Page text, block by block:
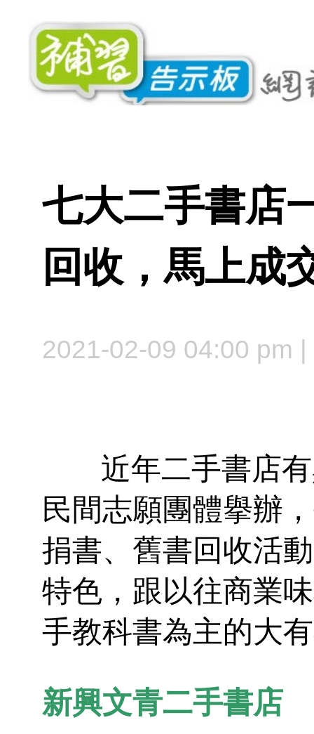
七大二手書店
回收，馬上成
2021-02-09 04:00 pm
近年二手書店有
民間志願團體擧辦
捐書、舊書回收活
特色，跟以往商業
手教科書為主的大
新興文青二手書店